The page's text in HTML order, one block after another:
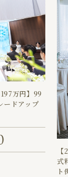
万円】99
ードアップ
式
ト